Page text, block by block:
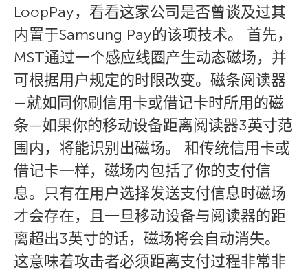
LoopPay，看看这家公司是否曾谈及过其
内置于Samsung Pay的该项技术。 首先，
MST通过一个感应线圈产生动态磁场，并
可根据用户规定的时限改变。磁条阅读器
—就如同你刷信用卡或借记卡时所用的磁
条—如果你的移动设备距离阅读器3英寸范
围内，将能识别出磁场。 和传统信用卡或
借记卡一样，磁场内包括了你的支付信
息。只有在用户选择发送支付信息时磁场
才会存在，且一旦移动设备与阅读器的距
离超出3英寸的话，磁场将会自动消失。
这意味着攻击者必须距离支付过程非常非